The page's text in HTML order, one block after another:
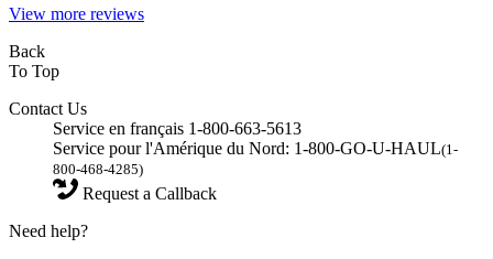
View more reviews
Back
To Top
Contact Us
Service en français 1-800-663-5613
Service pour l'Amérique du Nord: 1-800-GO-U-HAUL(1-
800-468-4285)
Request a Callback
Need help?